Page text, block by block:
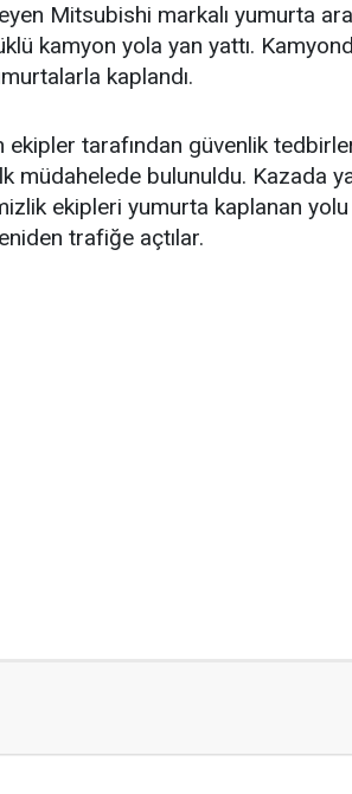
Mitsubishi markalı yumurta
kamyon yola yan yattı.
kaplandı.
ekipler tarafından güvenlik
müdahelede bulunuldu. Kazada
ekipleri yumurta kaplanan
trafiğe açtılar.